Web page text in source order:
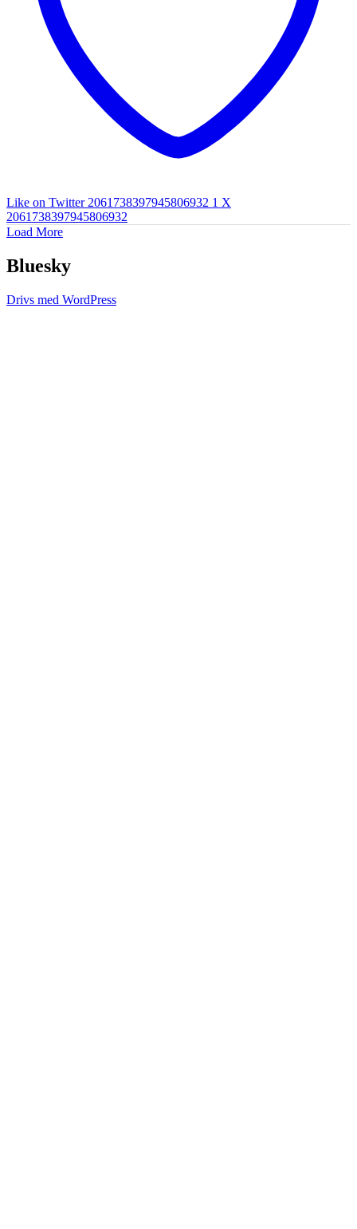
Like on Twitter 2061738397945806932 1 X
2061738397945806932
Load More
Bluesky
Drivs med WordPress